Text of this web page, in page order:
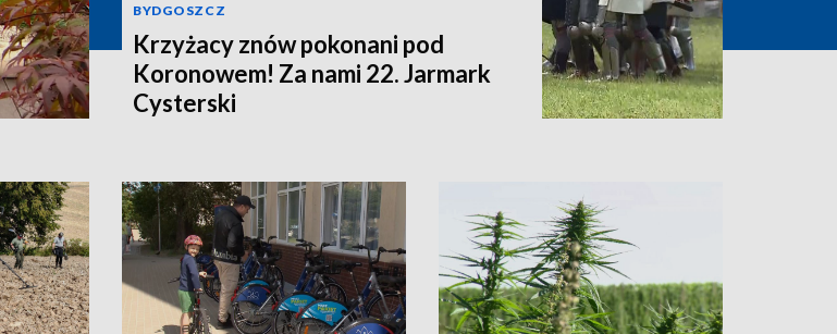
BYDGOSZCZ
Krzyżacy znów pokonani pod
Koronowem! Za nami 22. Jarmark
Cysterski